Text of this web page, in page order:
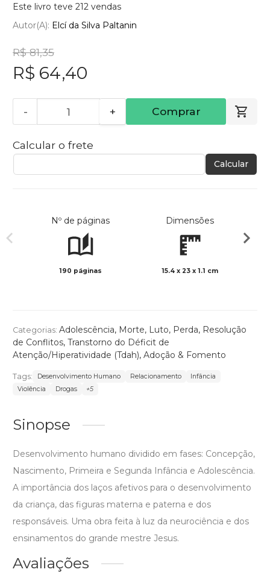
Este livro teve 212 vendas
Autor(a): Elcí da Silva Paltanin
R$ 81,35
R$ 64,40
- + Comprar
Calcular o frete
Calcular
Nº de páginas
190 páginas
Dimensões
15.4 x 23 x 1.1 cm
Categorias: Adolescência, Morte, Luto, Perda, Resolução
de Conflitos, Transtorno do Déficit de
Atenção/Hiperatividade (Tdah), Adoção & Fomento
Tags: Desenvolvimento Humano Relacionamento
Infância
Violência
Drogas +5
Sinopse
Desenvolvimento humano dividido em fases: Concepção,
Nascimento, Primeira e Segunda Infância e Adolescência.
A importância dos laços afetivos para o desenvolvimento
da criança, das figuras materna e paterna e dos
responsáveis. Uma obra feita à luz da neurociência e dos
ensinamentos do grande mestre Jesus.
Avaliações